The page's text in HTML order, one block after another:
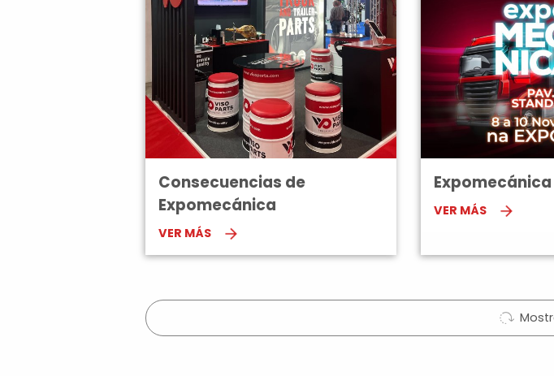
Consecuencias de
Expomecánica
VER MÁS
Expomecánica
VER MÁS